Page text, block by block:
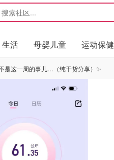
生活 母婴儿童 运动保健
是这一周的事儿…（纯干货分享）✨